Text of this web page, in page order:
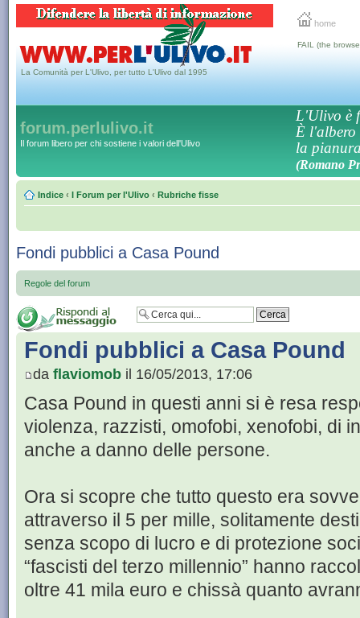
home
La Comunità per L'Ulivo, per tutto L'Ulivo dal 1995
FAIL (the
forum.perlulivo.it
Il forum libero per chi sostiene i valori dell'Ulivo
L'Ulivo è
È l'albero
la
(Romano
Indice ‹ I Forum per l'Ulivo ‹ Rubriche fisse
Fondi pubblici a Casa Pound
Regole del forum
Fondi pubblici a Casa Pound
da flaviomob il 16/05/2013, 17:06
Casa Pound in questi anni si è resa
violenza, razzisti, omofobi, xenofobi, di
anche a danno delle persone.
Ora si scopre che tutto questo era
attraverso il 5 per mille, solitamente
senza scopo di lucro e di protezione
“fascisti del terzo millennio” hanno
oltre 41 mila euro e chissà quanto